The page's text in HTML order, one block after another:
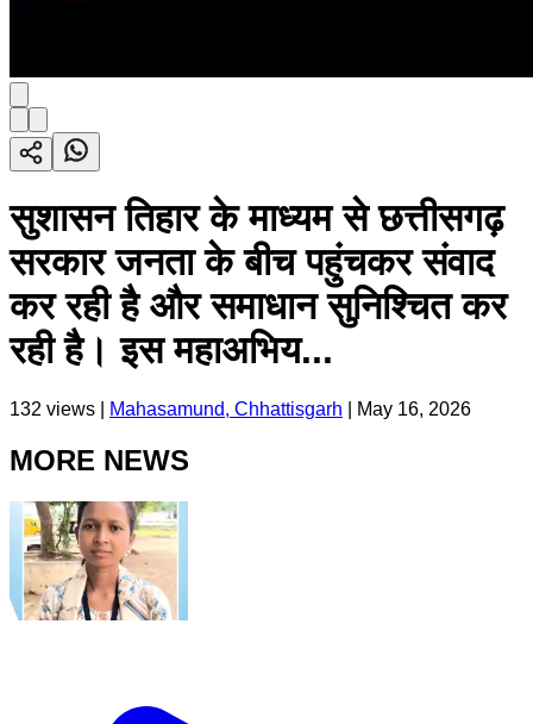
सुशासन तिहार के माध्यम से छत्तीसगढ़
सरकार जनता के बीच पहुंचकर संवाद
कर रही है और समाधान सुनिश्चित कर
रही है। इस महाअभिय...
132 views | Mahasamund, Chhattisgarh May 16, 2026
MORE NEWS